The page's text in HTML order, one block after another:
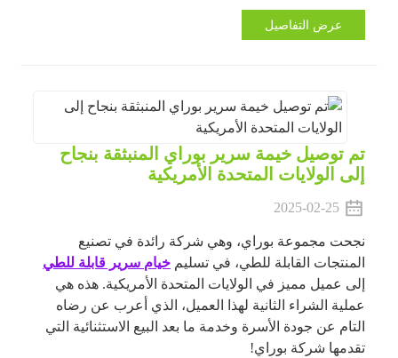
عرض التفاصيل
تم توصيل خيمة سرير بوراي المنبثقة بنجاح
إلى الولايات المتحدة الأمريكية
2025-02-25
نجحت مجموعة بوراي، وهي شركة رائدة في تصنيع
المنتجات القابلة للطي، في تسليم خيام سرير قابلة للطي
إلى عميل مميز في الولايات المتحدة الأمريكية. هذه هي
عملية الشراء الثانية لهذا العميل، الذي أعرب عن رضاه
التام عن جودة الأسرة وخدمة ما بعد البيع الاستثنائية التي
تقدمها شركة بوراي!